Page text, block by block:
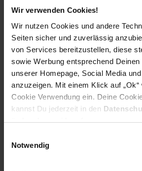
Wir verwenden Cookies!
Wir nutzen Cookies und andere
Seiten sicher und zuverlässig
von Services bereitzustellen, diese
sowie Werbung entsprechend
unserer Homepage, Social Media
anzuzeigen. Mit einem Klick auf
Cookie Verwendung ein. Deine
kannst Du jederzeit in den
ändern bzw. widerrufen.
Notwendig
Kommode mit drei Schüben und
Abmessungen
Breite: 160 cm
Höhe: 75 cm
Tiefe: 43 cm
Schubladen Innenmaß BxHxT: 46 x
Stauraumfächer innen BxHxT: 51 x